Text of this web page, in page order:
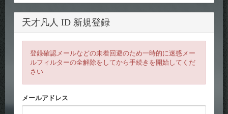
天才凡人 ID 新規登録
登録確認メールなどの未着回避のため一時的に迷惑メー
ルフィルターの全解除をしてから手続きを開始してくだ
さい
メールアドレス